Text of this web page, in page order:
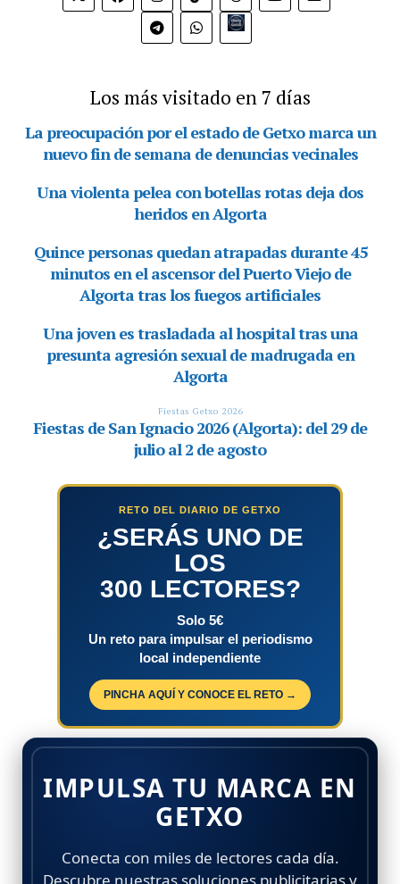
Bio.link
Los más visitado en 7 días
RETO DEL DIARIO DE GETXO
¿SERÁS UNO DE
LOS
300 LECTORES?
Solo 5€
Un reto para impulsar el periodismo
local independiente
PINCHA AQUÍ Y CONOCE EL RETO →
IMPULSA TU MARCA EN
GETXO
Conecta con miles de lectores cada día.